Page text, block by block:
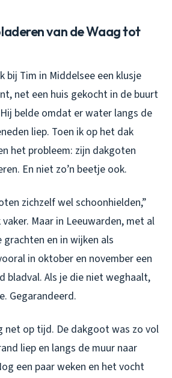
van de Waag tot
bij Tim in Middelsee een klusje
net een huis gekocht in de buurt
belde omdat er water langs de
liep. Toen ik op het dak
het probleem: zijn dakgoten
En niet zo’n beetje ook.
zichzelf wel schoonhielden,”
Maar in Leeuwarden, met al
en in wijken als
in oktober en november een
bladval. Als je die niet weghaalt,
Gegarandeerd.
net op tijd. De dakgoot was zo vol
liep en langs de muur naar
een paar weken en het vocht